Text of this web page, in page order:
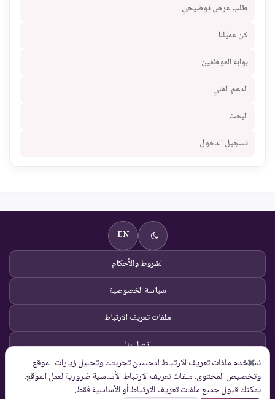
طلب عرض توضيحي
كن عميلنا
بوابة الموظفين
الدعم الفني
البحث
تسجيل الدخول
© Global Solutions 2026 |
جميع الحقوق محفوظة
EN
الشروط والأحكام
سياسة الخصوصية
ملفات تعريف الارتباط
اتصل بنا
نستخدم ملفات تعريف الارتباط لتحسين تجربتك وتحليل زيارات الموقع
وتخصيص المحتوى. ملفات تعريف الارتباط الأساسية ضرورية لعمل الموقع.
يمكنك قبول جميع ملفات تعريف الارتباط أو الأساسية فقط.